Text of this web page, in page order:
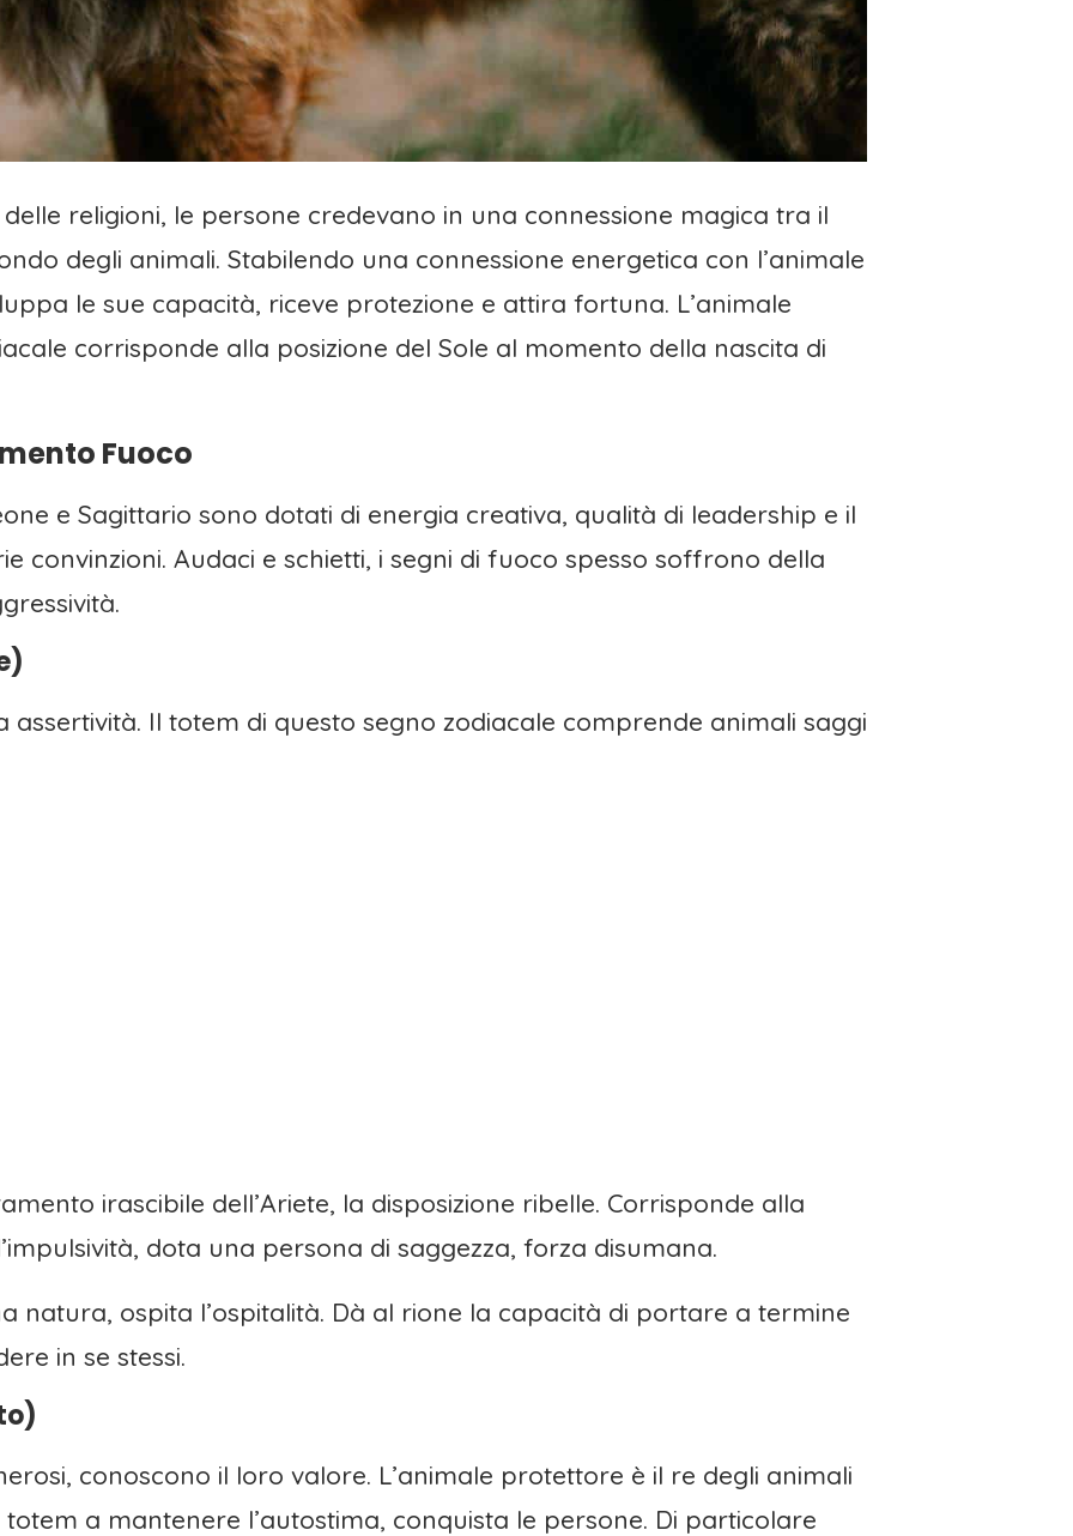
religioni, le persone credevano in una connessione magica tra il
degli animali. Stabilendo una connessione energetica con l’animale
le sue capacità, riceve protezione e attira fortuna. L’animale
corrisponde alla posizione del Sole al momento della nascita di
Fuoco
e Sagittario sono dotati di energia creativa, qualità di leadership e il
convinzioni. Audaci e schietti, i segni di fuoco spesso soffrono della
assertività. Il totem di questo segno zodiacale comprende animali saggi
irascibile dell’Ariete, la disposizione ribelle. Corrisponde alla
dota una persona di saggezza, forza disumana.
natura, ospita l’ospitalità. Dà al rione la capacità di portare a termine
in se stessi.
conoscono il loro valore. L’animale protettore è il re degli animali
a mantenere l’autostima, conquista le persone. Di particolare